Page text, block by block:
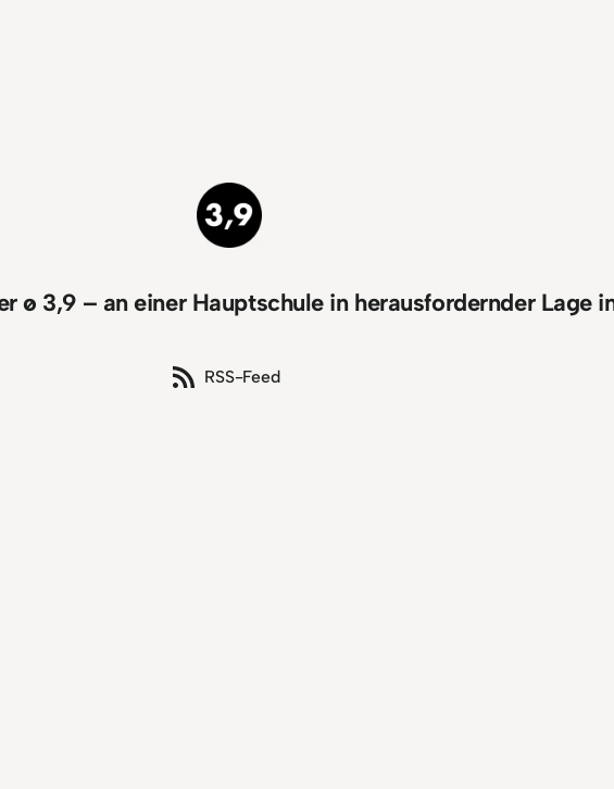
ø 3,9 – an einer Hauptschule in herausfordernder Lage
RSS-Feed